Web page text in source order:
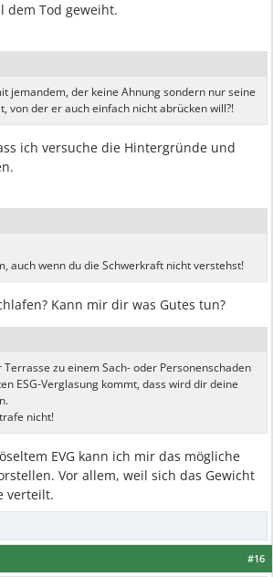
dem Tod geweiht.
jemandem, der keine Ahnung sondern nur seine
von der er auch einfach nicht abrücken will?!
ich versuche die Hintergründe und
auch wenn du die Schwerkraft nicht verstehst!
Kann mir dir was Gutes tun?
zu einem Sach- oder Personenschaden
ESG-Verglasung kommt, dass wird dir deine
nicht!
EVG kann ich mir das mögliche
Vor allem, weil sich das Gewicht
verteilt.
#16